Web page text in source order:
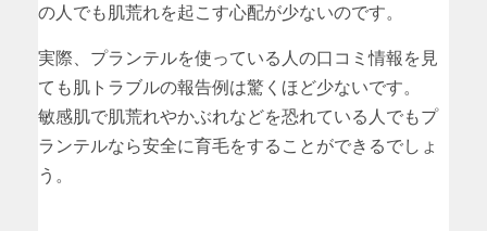
の人でも肌荒れを起こす心配が少ないのです。
実際、プランテルを使っている人の口コミ情報を見
ても肌トラブルの報告例は驚くほど少ないです。
敏感肌で肌荒れやかぶれなどを恐れている人でもプ
ランテルなら安全に育毛をすることができるでしょ
う。